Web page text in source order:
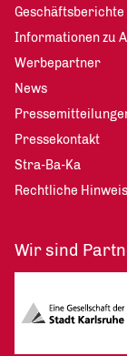
Geschäftsberichte
Informationen zu
Werbepartner
News
Pressekontakt
Stra-Ba-Ka
Rechtliche
Wir sind